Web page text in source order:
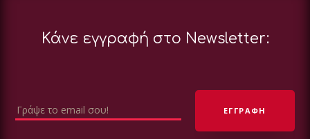
Κάνε εγγραφή στο Newsletter: